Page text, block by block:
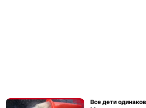
Все дети